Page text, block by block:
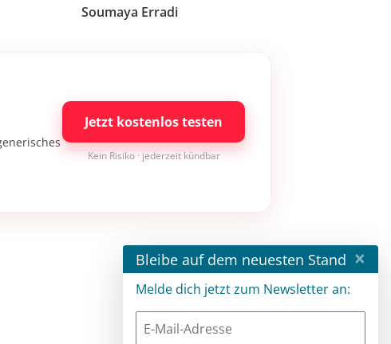
Soumaya Erradi
Jetzt kostenlos testen
Kein Risiko · jederzeit kündbar
Bleibe auf dem neuesten Stand ×
Melde dich jetzt zum Newsletter an: